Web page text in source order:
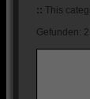
:: This
Gefunden: